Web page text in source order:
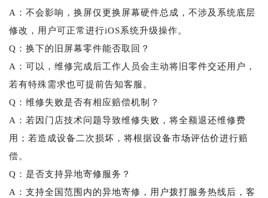
A：不会影响，换屏仅更换屏幕硬件总成，不涉及系统底层
修改，用户可正常进行iOS系统升级操作。
Q：换下的旧屏幕零件能否取回？
A：可以，维修完成后工作人员会主动将旧零件交还用户，
若有特殊需求也可提前告知客服。
Q：维修失败是否有相应赔偿机制？
A：若因门店技术问题导致维修失败，将全额退还维修费
用；若造成设备二次损坏，将根据设备市场评估价进行赔
偿。
Q：是否支持异地寄修服务？
A：支持全国范围内的异地寄修，用户拨打服务热线后，客